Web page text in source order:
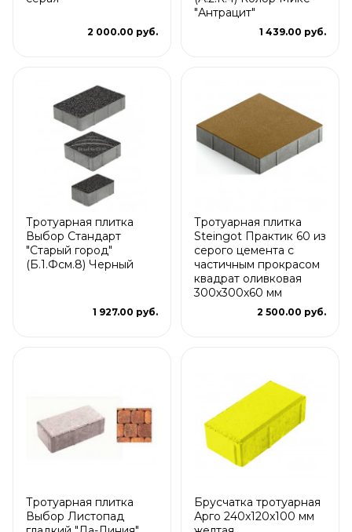
2 000.00 руб.
"Антрацит"
1 439.00 руб.
Тротуарная плитка
Выбор Стандарт
"Старый город"
(Б.1.Фсм.8) Черный
1 927.00 руб.
Тротуарная плитка
Steingot Практик 60 из
серого цемента с
частичным прокрасом
квадрат оливковая
300х300х60 мм
2 500.00 руб.
Тротуарная плитка
Выбор Листопад
Брусчатка тротуарная
Арго 240x120x100 мм